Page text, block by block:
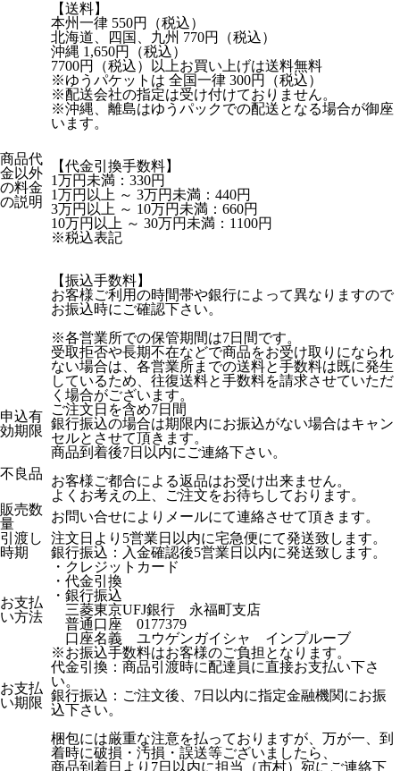
商品代
金以外
の料金
の説明
【送料】
本州一律 550円（税込）
北海道、四国、九州 770円（税込）
沖縄 1,650円（税込）
7700円（税込）以上お買い上げは送料無料
※ゆうパケットは 全国一律 300円（税込）
※配送会社の指定は受け付けておりません。
※沖縄、離島はゆうパックでの配送となる場合が御座
います。
【代金引換手数料】
1万円未満：330円
1万円以上 ～ 3万円未満：440円
3万円以上 ～ 10万円未満：660円
10万円以上 ～ 30万円未満：1100円
※税込表記
【振込手数料】
お客様ご利用の時間帯や銀行によって異なりますので
お振込時にご確認下さい。
※各営業所での保管期間は7日間です。
受取拒否や長期不在などで商品をお受け取りになられ
ない場合は、各営業所までの送料と手数料は既に発生
しているため、往復送料と手数料を請求させていただ
く場合がございます。
申込有
効期限
ご注文日を含め7日間
銀行振込の場合は期限内にお振込がない場合はキャン
セルとさせて頂きます。
不良品
商品到着後7日以内にご連絡下さい。
お客様ご都合による返品はお受け出来ません。
よくお考えの上、ご注文をお待ちしております。
販売数
量
お問い合せによりメールにて連絡させて頂きます。
引渡し
時期
注文日より5営業日以内に宅急便にて発送致します。
銀行振込：入金確認後5営業日以内に発送致します。
お支払
い方法
・クレジットカード
・代金引換
・銀行振込
三菱東京UFJ銀行 永福町支店
普通口座 0177379
口座名義 ユウゲンガイシャ インプルーブ
※お振込手数料はお客様のご負担となります。
お支払
い期限
代金引換：商品引渡時に配達員に直接お支払い下さ
い。
銀行振込：ご注文後、7日以内に指定金融機関にお振
込下さい。
梱包には厳重な注意を払っておりますが、万が一、到
着時に破損・汚損・誤送等ございましたら、
商品到着日より7日以内に担当（市村）宛にご連絡下